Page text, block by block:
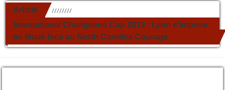
Article //////////
International Champions Cup 2019 : Lyon s'impose
en finale face au North Carolina Courage